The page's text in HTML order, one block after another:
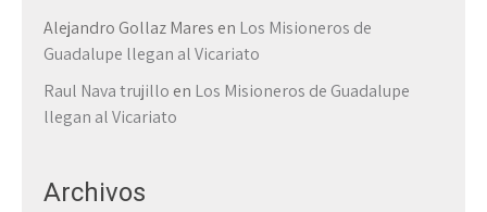
Alejandro Gollaz Mares en Los Misioneros de
Guadalupe llegan al Vicariato
Raul Nava trujillo en Los Misioneros de Guadalupe
llegan al Vicariato
Archivos